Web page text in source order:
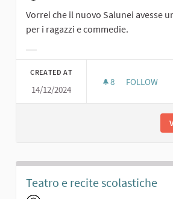
Vorrei che il nuovo Salunei avesse
per i ragazzi e commedie.
CREATED AT
14/12/2024
8 8 FOLLOWERS
FOLLOW
Teatro e recite scolastiche